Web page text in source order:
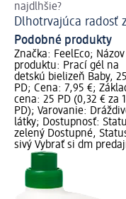
najdlhšie?
Dlhotrvajúca radosť
Podobné produkty
Značka: FeelEco; Názov
produktu: Prací gél na
detskú bielizeň Baby, 25
PD; Cena: 7,95 €;
cena: 25 PD (0,32 € za 1
PD); Varovanie:
látky; Dostupnosť:
zelený Dostupné,
sivý Vybrať si dm